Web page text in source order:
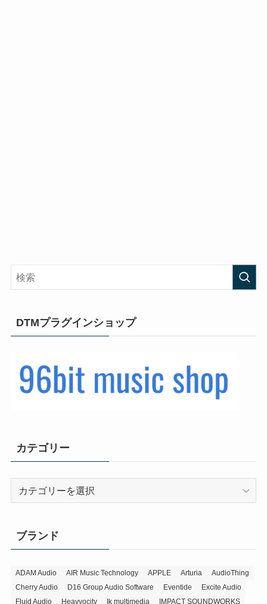
DTMプラグインショップ
カテゴリー
ー
ブランド
ADAM Audio AIR Music Technology APPLE Arturia
AudioThing
Cherry Audio
D16 Group Audio Software Eventide
Excite Audio
Fluid Audio
Heavyocity Ik multimedia IMPACT SOUNDWORKS